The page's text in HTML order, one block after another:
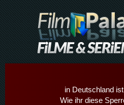
in Deutschland
Wie ihr diese